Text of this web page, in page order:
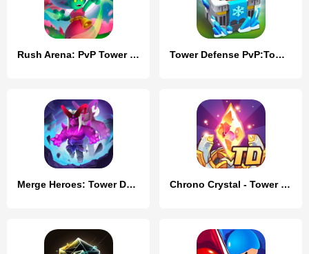
Rush Arena: PvP Tower Defense Tower Defense PvP:Tower Royale
Merge Heroes: Tower Defense Chrono Crystal - Tower Defense